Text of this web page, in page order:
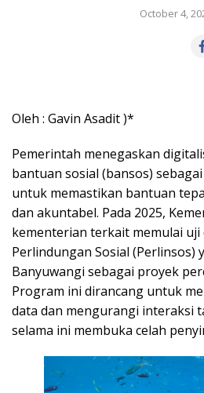
October 4,
Oleh : Gavin Asadit )*
Pemerintah menegaskan
bantuan sosial (bansos)
untuk memastikan bantuan
dan akuntabel. Pada 2025,
kementerian terkait memulai uji
Perlindungan Sosial (Perlinsos)
Banyuwangi sebagai proyek
Program ini dirancang untuk
data dan mengurangi interaksi
selama ini membuka celah